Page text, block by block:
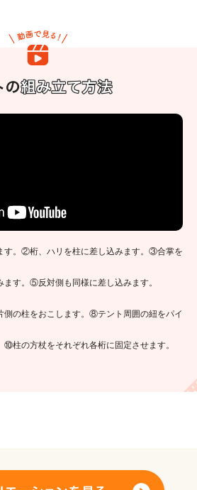
す。②桁、ハリを柱に差し込みます。③合掌を
す。⑤反対側も同様に差し込みます。
の柱をおこします。⑧テント周囲の紐をパイ
柱の方杖をそれぞれ各桁に固定させます。